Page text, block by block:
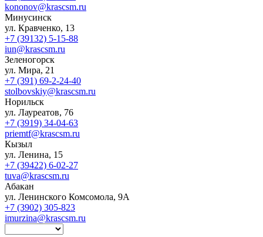
kononov@krascsm.ru
Минусинск
ул. Кравченко, 13
+7 (39132) 5-15-88
iun@krascsm.ru
Зеленогорск
ул. Мира, 21
+7 (391) 69-2-24-40
stolbovskiy@krascsm.ru
Норильск
ул. Лауреатов, 76
+7 (3919) 34-04-63
priemtf@krascsm.ru
Кызыл
ул. Ленина, 15
+7 (39422) 6-02-27
tuva@krascsm.ru
Абакан
ул. Ленинского Комсомола, 9А
+7 (3902) 305-823
imurzina@krascsm.ru